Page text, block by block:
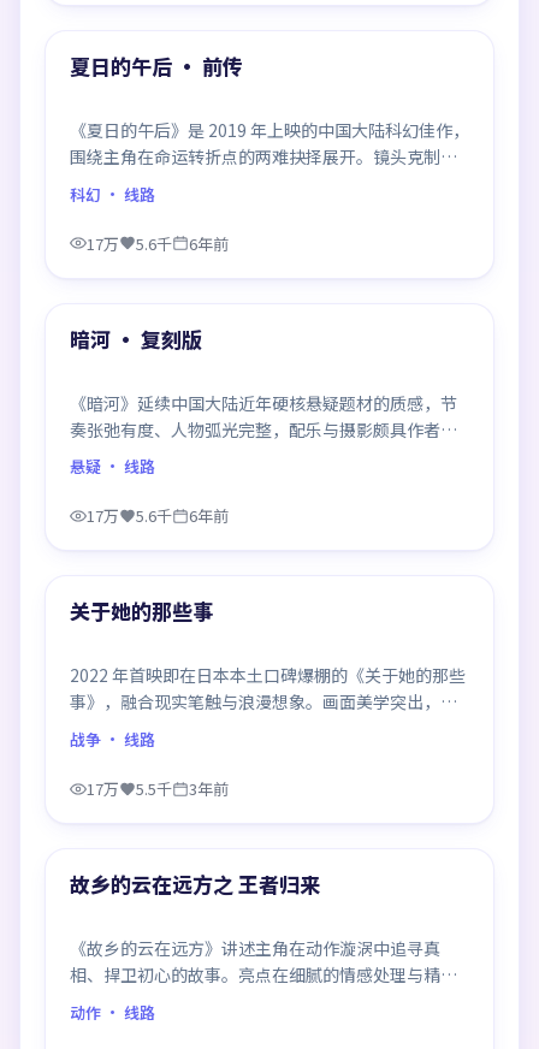
热门
夏日的午后 · 前传
《夏日的午后》是 2019 年上映的中国大陆科幻佳作，
围绕主角在命运转折点的两难抉择展开。镜头克制、
情感浓烈，伏笔层层铺陈，结尾出人意料，是同类题
材中口碑回潮的一部。
科幻 · 线路
17万 5.6千 6年前
热门
暗河 · 复刻版
《暗河》延续中国大陆近年硬核悬疑题材的质感，节
奏张弛有度、人物弧光完整，配乐与摄影颇具作者风
格，是一部值得逐帧细看的诚意之作。
悬疑 · 线路
17万 5.6千 6年前
热门
关于她的那些事
2022 年首映即在日本本土口碑爆棚的《关于她的那些
事》，融合现实笔触与浪漫想象。画面美学突出，节
奏拿捏到位，是当年话题度居高不下的代表作。
战争 · 线路
17万 5.5千 3年前
热门
故乡的云在远方之 王者归来
《故乡的云在远方》讲述主角在动作漩涡中追寻真
相、捍卫初心的故事。亮点在细腻的情感处理与精良
制作，感情戏与动作戏比例平衡，节奏舒服。
动作 · 线路